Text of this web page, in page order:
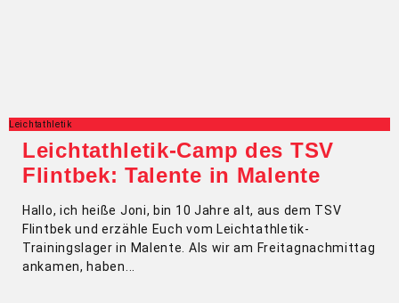
Leichtathletik
Leichtathletik-Camp des TSV
Flintbek: Talente in Malente
Hallo, ich heiße Joni, bin 10 Jahre alt, aus dem TSV
Flintbek und erzähle Euch vom Leichtathletik-
Trainingslager in Malente. Als wir am Freitagnachmittag
ankamen, haben